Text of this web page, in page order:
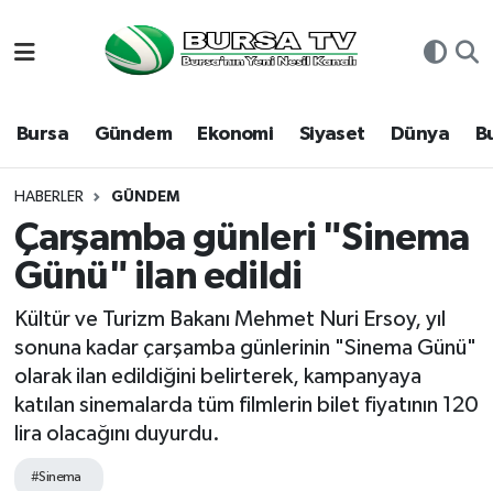
Bursa Gündem Ekonomi Siyaset Dünya
HABERLER GÜNDEM
Çarşamba günleri "Sinema
Günü" ilan edildi
Kültür ve Turizm Bakanı Mehmet Nuri Ersoy, yıl
sonuna kadar çarşamba günlerinin "Sinema Günü"
olarak ilan edildiğini belirterek, kampanyaya
katılan sinemalarda tüm filmlerin bilet fiyatının 120
lira olacağını duyurdu.
#Sinema
Bursa
Dünya
Eğitim
Ekonomi
Genel
Magazin
Hava Durumu
Namaz Vakitleri
Trafik Durumu
Süper Lig Puan Durumu ve Fikstür
Tüm Manşetler
Haber Arşivi